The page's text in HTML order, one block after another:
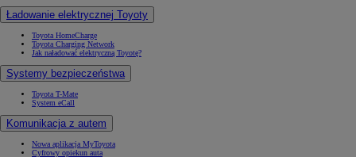
Ładowanie elektrycznej Toyoty
Toyota HomeCharge
Toyota Charging Network
Jak naładować elektryczną Toyotę?
Systemy bezpieczeństwa
Toyota T-Mate
System eCall
Komunikacja z autem
Nowa aplikacja MyToyota
Cyfrowy opiekun auta